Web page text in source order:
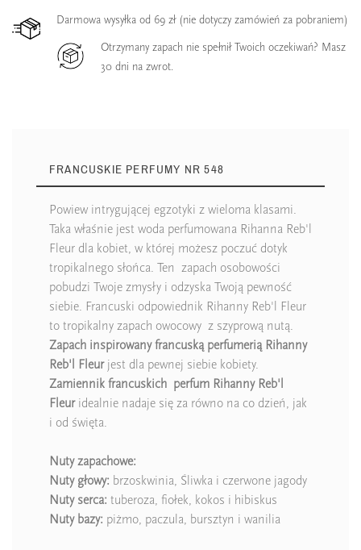
Darmowa wysyłka od 69 zł (nie dotyczy zamówień za pobraniem)
Otrzymany zapach nie spełnił Twoich oczekiwań? Masz
30 dni na zwrot.
FRANCUSKIE PERFUMY NR 548
Powiew intrygującej egzotyki z wieloma klasami.
Taka właśnie jest woda perfumowana Rihanna Reb'l
Fleur dla kobiet, w której możesz poczuć dotyk
tropikalnego słońca. Ten zapach osobowości
pobudzi Twoje zmysły i odzyska Twoją pewność
siebie. Francuski odpowiednik Rihanny Reb'l Fleur
to tropikalny zapach owocowy z szyprową nutą.
Zapach inspirowany francuską perfumerią Rihanny
Reb'l Fleurjest dla pewnej siebie kobiety.
Zamiennik francuskich perfum Rihanny Reb'l
Fleuridealnie nadaje się za równo na co dzień, jak
i od święta.
Nuty zapachowe:
Nuty głowy: brzoskwinia, Śliwka i czerwone jagody
Nuty serca: tuberoza, fiołek, kokos i hibiskus
Nuty bazy: piżmo, paczula, bursztyn i wanilia